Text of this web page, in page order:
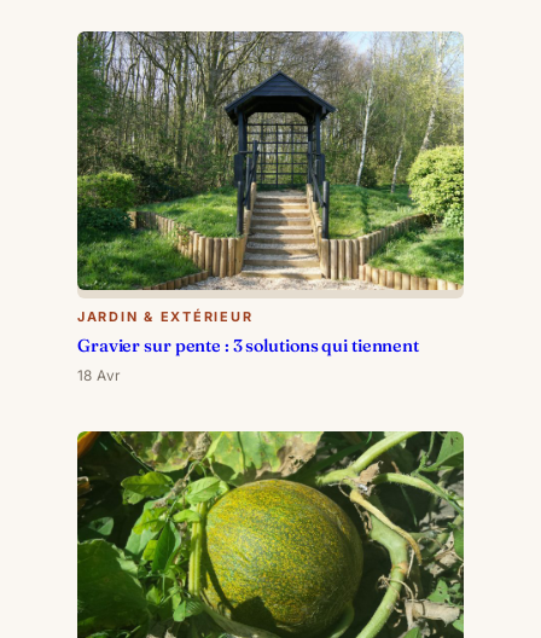
JARDIN & EXTÉRIEUR
Gravier sur pente : 3 solutions qui tiennent
18 Avr